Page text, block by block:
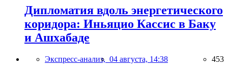
Дипломатия вдоль энергетического
коридора: Иньяцио Кассис в Баку
и Ашхабаде
Экспресс-анализ, 04 августа, 14:38 453